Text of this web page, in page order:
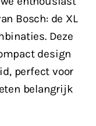
Bosch: de XL
Deze
design
perfect voor
belangrijk